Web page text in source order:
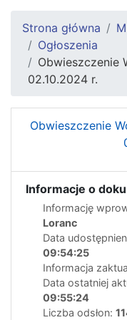
Strona główna
Ogłoszenia
Obwieszczenie
02.10.2024 r.
Obwieszczenie
Informacje o
Informację
Loranc
Data
09:54:25
Informacja
Data ostatniej
09:55:24
Liczba odsłon: